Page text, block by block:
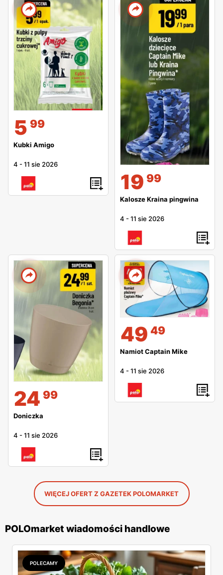
5 99
Kubki Amigo
4 -11 sie 2026
19 99
Kalosze Kraina pingwina
4 -11 sie 2026
24 99
Doniczka
4 -11 sie 2026
49 49
Namiot Captain Mike
4 -11 sie 2026
WIĘCEJ OFERT Z GAZETEK POLOMARKET
POLOmarket wiadomości handlowe
POLECAMY